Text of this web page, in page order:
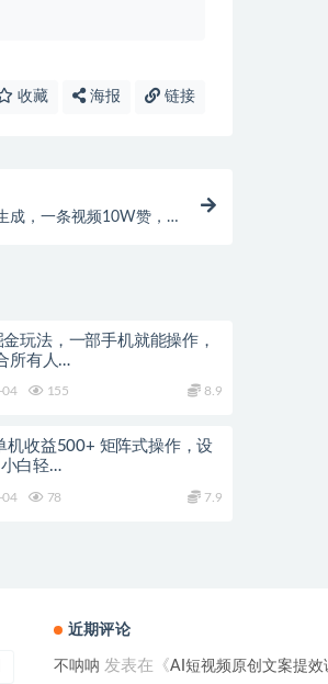
收藏 海报 链接
成，一条视频10W赞，单
玩法，一部手机就能操作，
所有人…
04 155 8.9
白轻…
04 78 7.9
近期评论
不呐呐 发表在《AI短视频原创文案提